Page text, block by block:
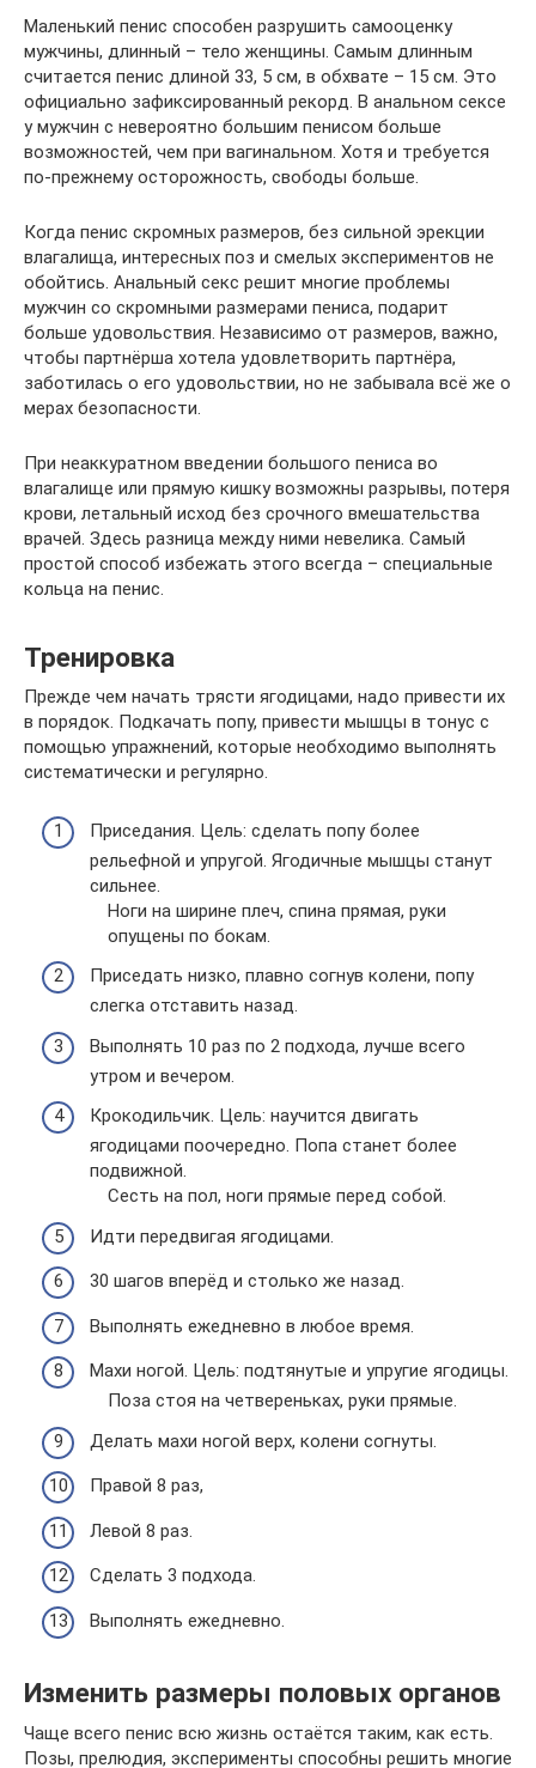
Маленький пенис способен разрушить самооценку
мужчины, длинный – тело женщины. Самым длинным
считается пенис длиной 33, 5 см, в обхвате – 15 см. Это
официально зафиксированный рекорд. В анальном сексе
у мужчин с невероятно большим пенисом больше
возможностей, чем при вагинальном. Хотя и требуется
по-прежнему осторожность, свободы больше.
Когда пенис скромных размеров, без сильной эрекции
влагалища, интересных поз и смелых экспериментов не
обойтись. Анальный секс решит многие проблемы
мужчин со скромными размерами пениса, подарит
больше удовольствия. Независимо от размеров, важно,
чтобы партнёрша хотела удовлетворить партнёра,
заботилась о его удовольствии, но не забывала всё же о
мерах безопасности.
При неаккуратном введении большого пениса во
влагалище или прямую кишку возможны разрывы, потеря
крови, летальный исход без срочного вмешательства
врачей. Здесь разница между ними невелика. Самый
простой способ избежать этого всегда – специальные
кольца на пенис.
Тренировка
Прежде чем начать трясти ягодицами, надо привести их
в порядок. Подкачать попу, привести мышцы в тонус с
помощью упражнений, которые необходимо выполнять
систематически и регулярно.
Приседания. Цель: сделать попу более
рельефной и упругой. Ягодичные мышцы станут
сильнее.
Ноги на ширине плеч, спина прямая, руки
опущены по бокам.
Приседать низко, плавно согнув колени, попу
слегка отставить назад.
Выполнять 10 раз по 2 подхода, лучше всего
утром и вечером.
Крокодильчик. Цель: научится двигать
ягодицами поочередно. Попа станет более
подвижной.
Сесть на пол, ноги прямые перед собой.
Идти передвигая ягодицами.
30 шагов вперёд и столько же назад.
Выполнять ежедневно в любое время.
Махи ногой. Цель: подтянутые и упругие ягодицы.
Поза стоя на четвереньках, руки прямые.
Делать махи ногой верх, колени согнуты.
Правой 8 раз,
Левой 8 раз.
Сделать 3 подхода.
Выполнять ежедневно.
Изменить размеры половых органов
Чаще всего пенис всю жизнь остаётся таким, как есть.
Позы, прелюдия, эксперименты способны решить многие